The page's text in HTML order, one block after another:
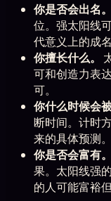
你是否会出名。
位。强太阳线
代意义上的成名
你擅长什么。
可和创造力表
可。
你什么时候会被
断时间。计时
来的具体预测。
你是否会富有。
果。太阳线强
的人可能富裕